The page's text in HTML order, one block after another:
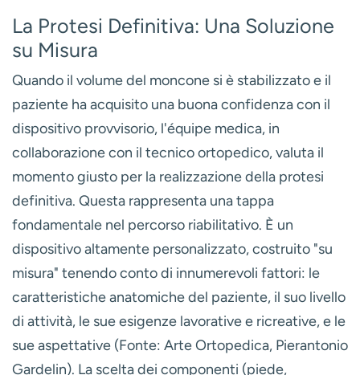
La Protesi Definitiva: Una Soluzione
su Misura
Quando il volume del moncone si è stabilizzato e il
paziente ha acquisito una buona confidenza con il
dispositivo provvisorio, l'équipe medica, in
collaborazione con il tecnico ortopedico, valuta il
momento giusto per la realizzazione della protesi
definitiva. Questa rappresenta una tappa
fondamentale nel percorso riabilitativo. È un
dispositivo altamente personalizzato, costruito "su
misura" tenendo conto di innumerevoli fattori: le
caratteristiche anatomiche del paziente, il suo livello
di attività, le sue esigenze lavorative e ricreative, e le
sue aspettative (Fonte: Arte Ortopedica, Pierantonio
Gardelin). La scelta dei componenti (piede,